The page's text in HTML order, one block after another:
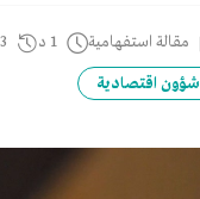
مقالة استفهامية 1 د
شؤون اقتصادية